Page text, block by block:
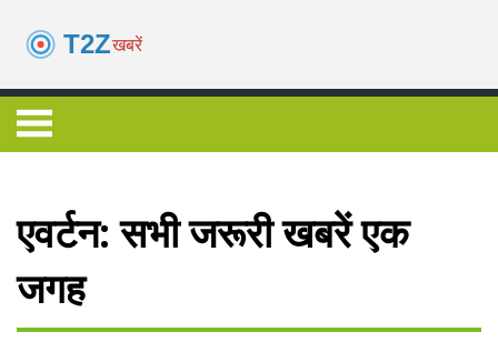
एवर्टन: सभी जरूरी खबरें एक
जगह